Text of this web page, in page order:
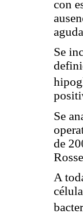
con
Se
Se
de
A